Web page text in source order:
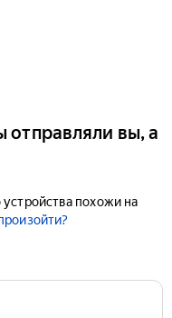
отправляли вы, а
похожи на